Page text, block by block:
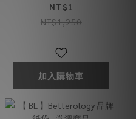
NT$1
NT$1,250
加入購物車